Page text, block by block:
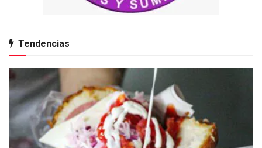
Tendencias